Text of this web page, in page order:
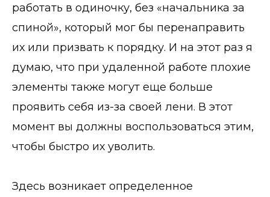
работать в одиночку, без «начальника за
спиной», который мог бы перенаправить
их или призвать к порядку. И на этот раз я
думаю, что при удаленной работе плохие
элементы также могут еще больше
проявить себя из-за своей лени. В этот
момент вы должны воспользоваться этим,
чтобы быстро их уволить.
Здесь возникает определенное